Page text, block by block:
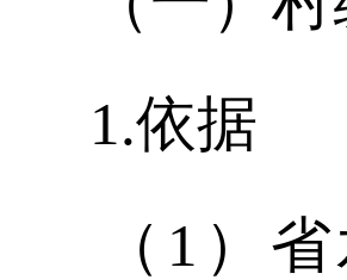
1.依据
（1）省